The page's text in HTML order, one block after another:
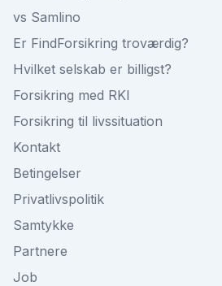
vs Samlino
Er FindForsikring troværdig?
Hvilket selskab er billigst?
Forsikring med RKI
Forsikring til livssituation
Kontakt
Betingelser
Privatlivspolitik
Samtykke
Partnere
Job